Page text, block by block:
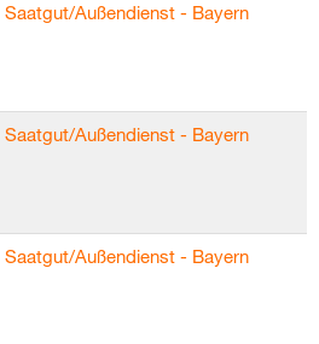
Außendienst - Bayern
Außendienst - Bayern
Außendienst - Bayern